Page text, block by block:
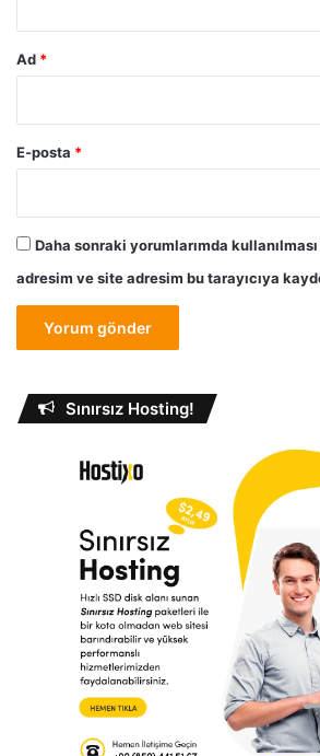
Ad *
E-posta *
Daha sonraki yorumlarımda
adresim ve site adresim bu tarayıcıya
Sınırsız Hosting!